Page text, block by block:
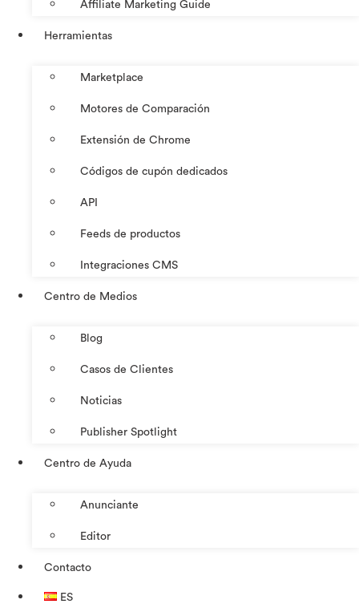
Affiliate Marketing Guide
Herramientas
Marketplace
Motores de Comparación
Extensión de Chrome
Códigos de cupón dedicados
API
Feeds de productos
Integraciones CMS
Centro de Medios
Blog
Casos de Clientes
Noticias
Publisher Spotlight
Centro de Ayuda
Anunciante
Editor
Contacto
ES